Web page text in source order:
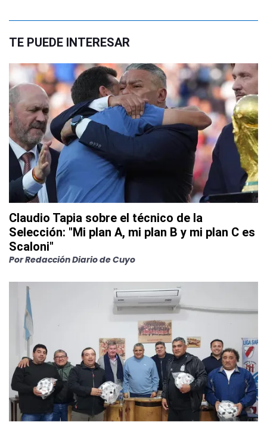
TE PUEDE INTERESAR
Claudio Tapia sobre el técnico de la
Selección: "Mi plan A, mi plan B y mi plan C es
Scaloni"
PorRedacción Diario de Cuyo